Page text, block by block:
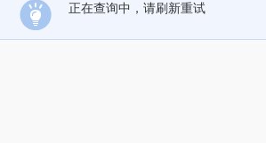
正在查询中，请刷新重试